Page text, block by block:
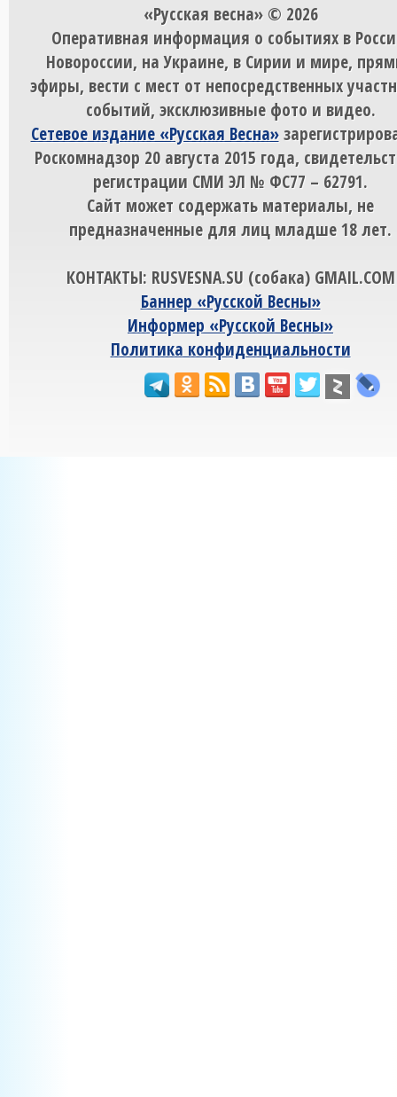
«Русская весна» © 2026
Оперативная информация о событиях в
Новороссии, на Украине, в Сирии и мире,
эфиры, вести с мест от непосредственных
событий, эксклюзивные фото и видео.
Сетевое издание «Русская Весна»
Роскомнадзор 20 августа 2015 года,
регистрации СМИ ЭЛ № ФС77 – 62791.
Сайт может содержать материалы, не
предназначенные для лиц младше 18 лет.
КОНТАКТЫ: RUSVESNA.SU (собака) GMAIL.COM
Баннер «Русской Весны»
Информер «Русской Весны»
Политика конфиденциальности